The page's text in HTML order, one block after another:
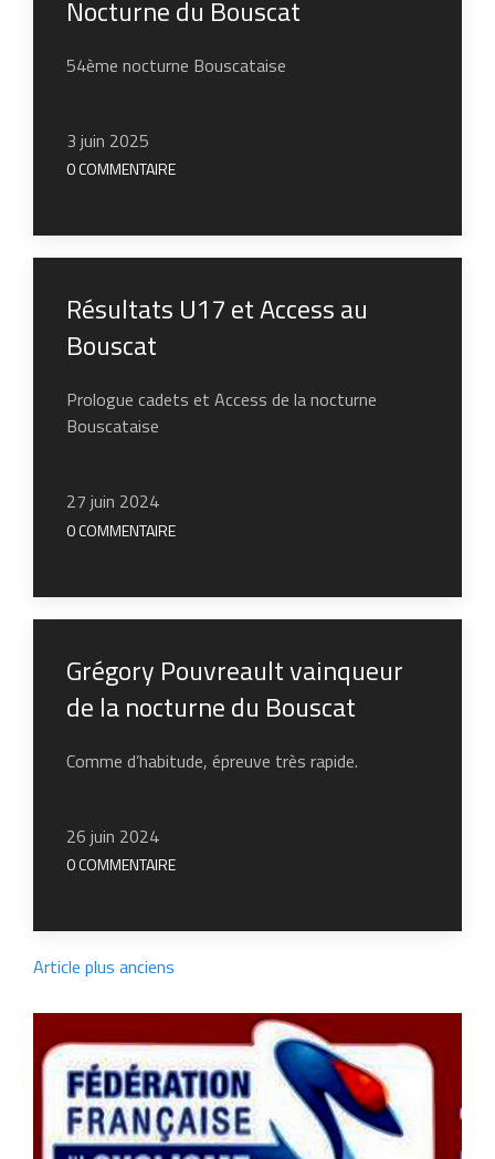
Nocturne du Bouscat
54ème nocturne Bouscataise
3 juin 2025
0 COMMENTAIRE
Résultats U17 et Access au
Bouscat
Prologue cadets et Access de la nocturne
Bouscataise
27 juin 2024
0 COMMENTAIRE
Grégory Pouvreault vainqueur
de la nocturne du Bouscat
Comme d’habitude, épreuve très rapide.
26 juin 2024
0 COMMENTAIRE
Article plus anciens